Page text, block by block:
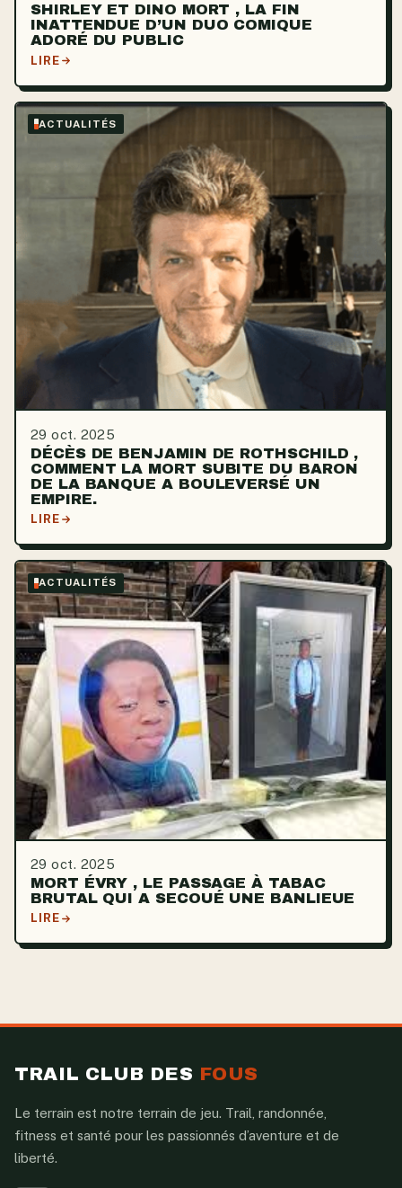
SHIRLEY ET DINO MORT , LA FIN
INATTENDUE D’UN DUO COMIQUE
ADORÉ DU PUBLIC
LIRE
ACTUALITÉS
29 oct. 2025
DÉCÈS DE BENJAMIN DE ROTHSCHILD ,
COMMENT LA MORT SUBITE DU BARON
DE LA BANQUE A BOULEVERSÉ UN
EMPIRE.
LIRE
ACTUALITÉS
29 oct. 2025
MORT ÉVRY , LE PASSAGE À TABAC
BRUTAL QUI A SECOUÉ UNE BANLIEUE
LIRE
TRAIL CLUB DES FOUS
Le terrain est notre terrain de jeu. Trail, randonnée,
fitness et santé pour les passionnés d’aventure et de
liberté.